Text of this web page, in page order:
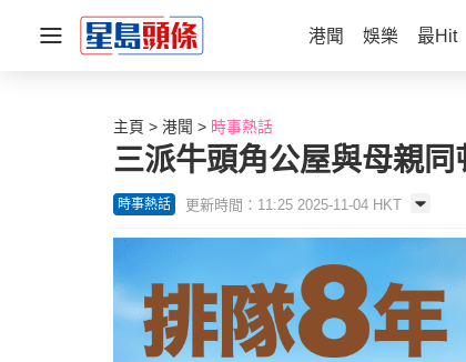
港聞 娛樂 最Hit
主頁 港聞 時事熱話
三派牛頭角公屋與母親
時事熱話 更新時間：11:25 2025-11-04 HKT